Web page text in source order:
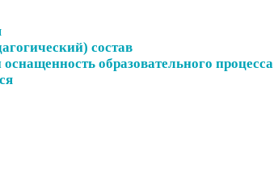
состав
образовательного процесса